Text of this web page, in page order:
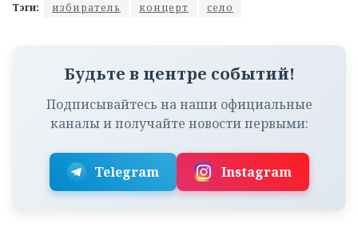
Тэги: избиратель концерт село
Будьте в центре событий!
Подписывайтесь на наши официальные
каналы и получайте новости первыми:
Telegram Instagram